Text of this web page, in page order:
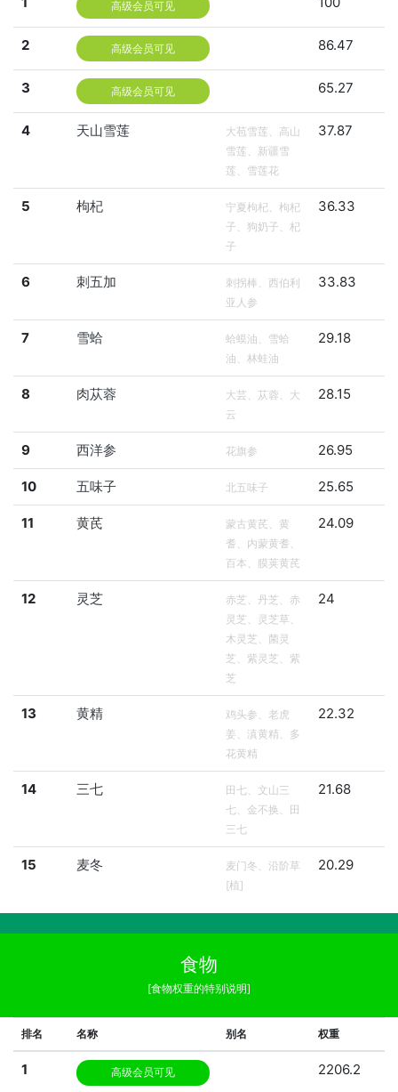
高级会员可见
2 高级会员可见 86.47
3 高级会员可见 65.27
4 天山雪莲
大苞雪莲、高山
雪莲、新疆雪
莲、雪莲花
37.87
5 枸杞
宁夏枸杞、枸杞
子、狗奶子、杞
子
36.33
6 刺五加
刺拐棒、西伯利
亚人参
33.83
7 雪蛤
蛤蟆油、雪蛤
油、林蛙油
29.18
8 肉苁蓉
大芸、苁蓉、大
云
28.15
9 西洋参 花旗参 26.95
10 五味子 北五味子 25.65
11 黄芪
蒙古黄芪、黄
耆、内蒙黄耆、
百本、膜荚黄芪
24.09
12 灵芝
赤芝、丹芝、赤
灵芝、灵芝草、
木灵芝、菌灵
芝、紫灵芝、紫
芝
24
13 黄精
鸡头参、老虎
姜、滇黄精、多
花黄精
22.32
14 三七
田七、文山三
七、金不换、田
三七
21.68
15 麦冬
麦门冬、沿阶草
[植]
20.29
食物
[食物权重的特别说明]
排名 名称 别名 权重
1 高级会员可见 2206.2